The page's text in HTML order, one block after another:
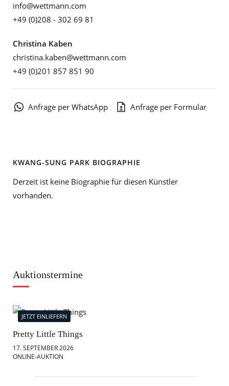
info@wettmann.com
+49 (0)208 - 302 69 81
Christina Kaben
christina.kaben@wettmann.com
+49 (0)201 857 851 90
Anfrage per WhatsApp Anfrage per Formular
KWANG-SUNG PARK BIOGRAPHIE
Derzeit ist keine Biographie für diesen Künstler
vorhanden.
Auktionstermine
JETZT EINLIEFERN
Pretty Little Things
17. SEPTEMBER 2026
ONLINE-AUKTION